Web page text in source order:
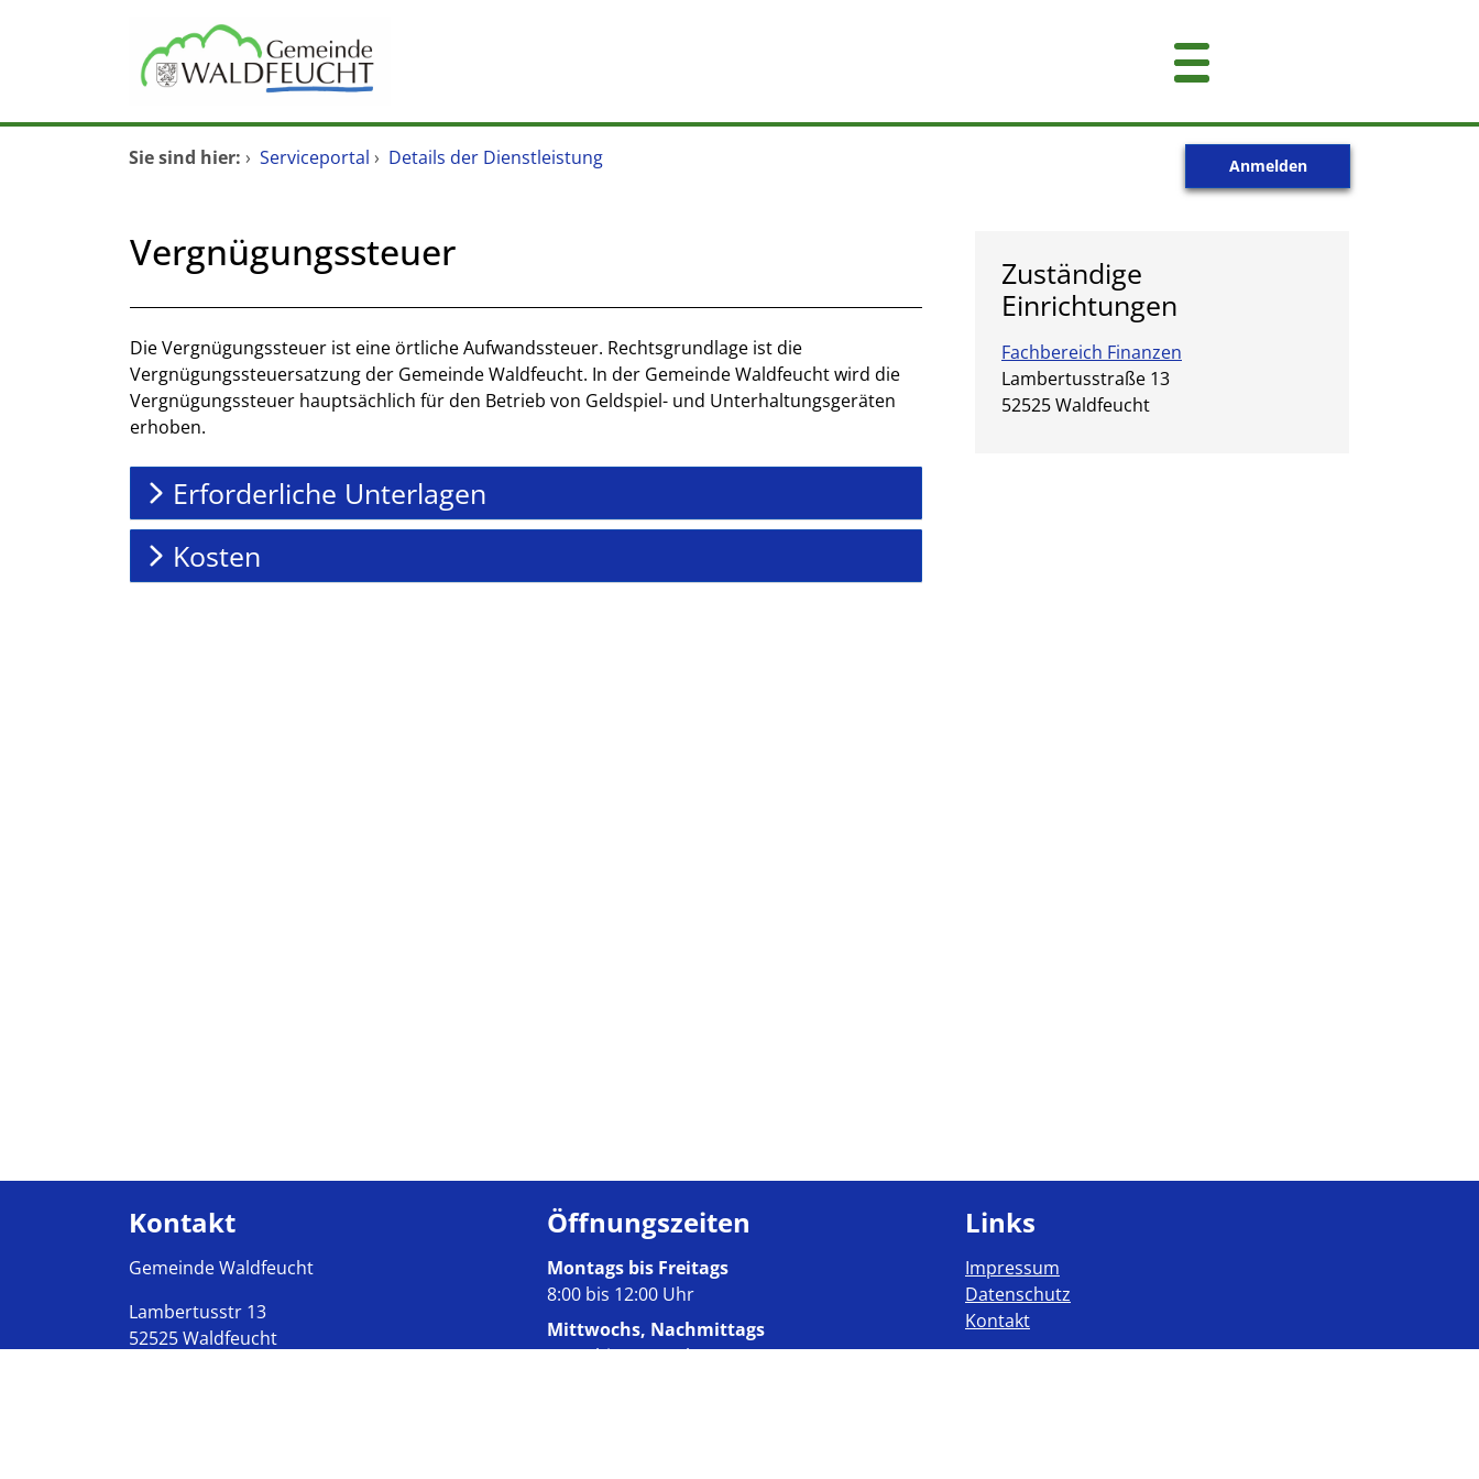
Zum Hauptinhalt springen
Startseite
Mitarbeitende A-Z
Kontakt
Sie sind hier: › Serviceportal › Details der Dienstleistung Anmelden
Vergnügungssteuer
Beschreibung
Die Vergnügungssteuer ist eine örtliche Aufwandssteuer. Rechtsgrundlage ist die
Vergnügungssteuersatzung der Gemeinde Waldfeucht. In der Gemeinde Waldfeucht wird die
Vergnügungssteuer hauptsächlich für den Betrieb von Geldspiel- und Unterhaltungsgeräten
erhoben.
Erforderliche Unterlagen
Kosten
Zuständige
Einrichtungen
Fachbereich Finanzen
Straße:
Lambertusstraße Hausnummer:
13
PLZ:
52525Ort:
Waldfeucht
Kontakt
Gemeinde Waldfeucht
Lambertusstr 13
52525Waldfeucht
Öffnungszeiten
Montags bis Freitags
8:00 bis 12:00 Uhr
Mittwochs, Nachmittags
13:30 bis 17:30 Uhr
Links
Impressum
Datenschutz
Kontakt